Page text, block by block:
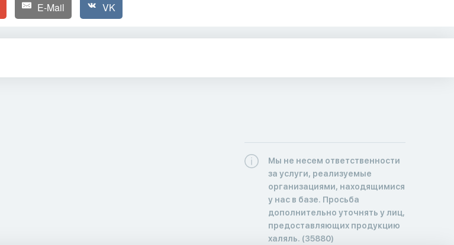
E-Mail VK
Мы не несем ответственности
за услуги, реализуемые
организациями, находящимися
у нас в базе. Просьба
дополнительно уточнять у лиц,
предоставляющих продукцию
халяль. (35880)